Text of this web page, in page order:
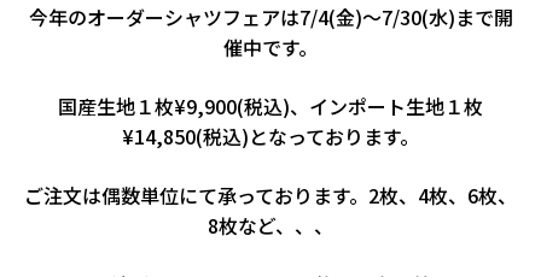
今年のオーダーシャツフェアは7/4(金)～7/30(水)まで開
催中です。
国産生地１枚¥9,900(税込)、インポート生地１枚
¥14,850(税込)となっております。
ご注文は偶数単位にて承っております。2枚、4枚、6枚、
8枚など、、、